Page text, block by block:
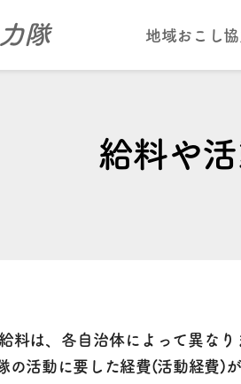
隊 地域おこし
給料や
料は、各自治体によって異な
の活動に要した経費(活動経費)